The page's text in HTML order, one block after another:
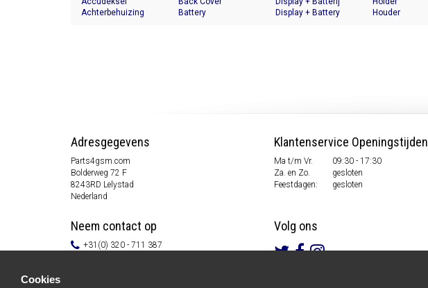
Achterbehuizing
Battery
Display + Battery
Houder
Adresgegevens
Parts4gsm.com
Bolderweg 72 F
8243RD Lelystad
Nederland
Neem contact op
+31(0) 320 - 711 387
Klantenservice Openingstijden
Ma t/m Vr.
09:30 - 17:30
Za. en Zo.
gesloten
Feestdagen:
gesloten
Volg ons
Cookies